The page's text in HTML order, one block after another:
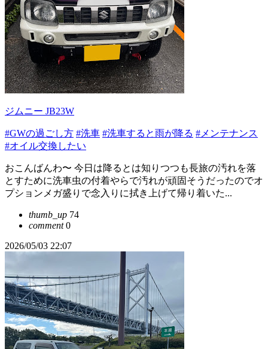
ジムニー JB23W
#GWの過ごし方 #洗車 #洗車すると雨が降る #メンテナンス
#オイル交換したい
おこんばんわ〜 今日は降るとは知りつつも長旅の汚れを落
とすために洗車虫の付着やらで汚れが頑固そうだったのでオ
プションメガ盛りで念入りに拭き上げて帰り着いた...
thumb_up 74
comment0
2026/05/03 22:07